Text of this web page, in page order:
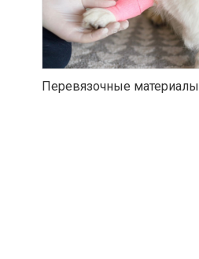
Перевязочные материалы